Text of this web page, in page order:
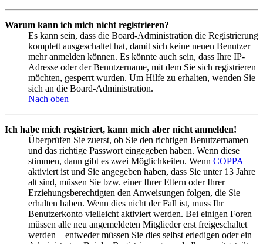
Warum kann ich mich nicht registrieren?
Es kann sein, dass die Board-Administration die Registrierung
komplett ausgeschaltet hat, damit sich keine neuen Benutzer
mehr anmelden können. Es könnte auch sein, dass Ihre IP-
Adresse oder der Benutzername, mit dem Sie sich registrieren
möchten, gesperrt wurden. Um Hilfe zu erhalten, wenden Sie
sich an die Board-Administration.
Nach oben
Ich habe mich registriert, kann mich aber nicht anmelden!
Überprüfen Sie zuerst, ob Sie den richtigen Benutzernamen
und das richtige Passwort eingegeben haben. Wenn diese
stimmen, dann gibt es zwei Möglichkeiten. Wenn COPPA
aktiviert ist und Sie angegeben haben, dass Sie unter 13 Jahre
alt sind, müssen Sie bzw. einer Ihrer Eltern oder Ihrer
Erziehungsberechtigten den Anweisungen folgen, die Sie
erhalten haben. Wenn dies nicht der Fall ist, muss Ihr
Benutzerkonto vielleicht aktiviert werden. Bei einigen Foren
müssen alle neu angemeldeten Mitglieder erst freigeschaltet
werden – entweder müssen Sie dies selbst erledigen oder ein